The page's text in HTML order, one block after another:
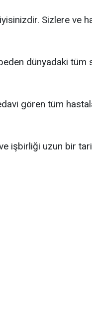
Sizlere ve
dünyadaki tüm
gören tüm
işbirliği uzun bir